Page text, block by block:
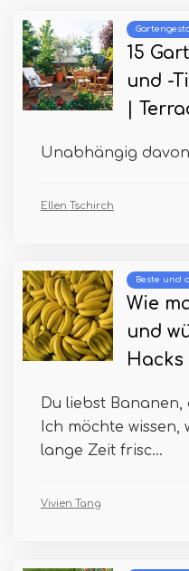
15
und -
|
Unabhängig
Ellen Tschirch
Beste und
Wie
und
Du liebst
Ich möchte
lange Zeit frisc...
Vivien Tang